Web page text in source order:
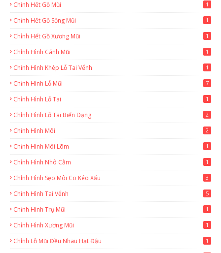
Chỉnh Hết Gồ Mũi 1
Chỉnh Hết Gồ Sống Mũi 1
Chỉnh Hết Gồ Xương Mũi 1
Chỉnh Hình Cánh Mũi 1
Chỉnh Hình Khép Lỗ Tai Vểnh 1
Chỉnh Hình Lỗ Mũi 7
Chỉnh Hình Lỗ Tai 1
Chỉnh Hình Lỗ Tai Biến Dạng 2
Chỉnh Hình Môi 2
Chỉnh Hình Môi Lõm 1
Chỉnh Hình Nhô Cằm 1
Chỉnh Hình Sẹo Môi Co Kéo Xấu 3
Chỉnh Hình Tai Vểnh 5
Chỉnh Hình Trụ Mũi 1
Chỉnh Hình Xương Mũi 1
Chỉnh Lỗ Mũi Đều Nhau Hạt Đậu 1